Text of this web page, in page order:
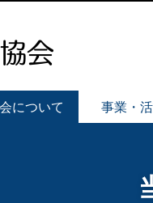
について 事業・